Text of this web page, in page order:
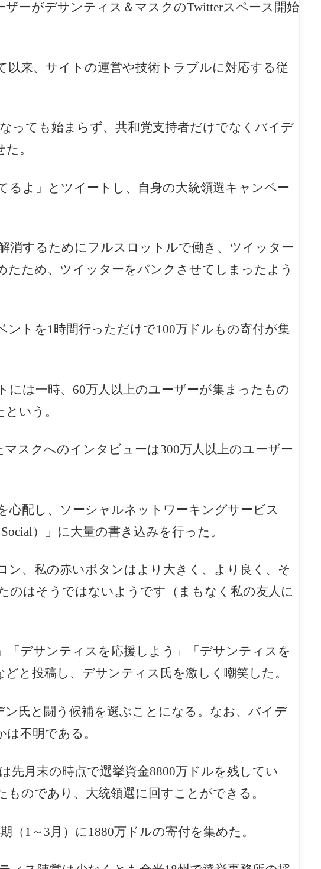
ザーがデサンティス＆マスクのTwitterスペース開始
以来、サイトの運営や技術トラブルに対応する従
っても始まらず、共和党支持者だけでなくバイデ
。
るよ」とツイートし、自身の大統領選キャンペー
消するためにフルスロットルで働き、ツイッター
たため、ツイッターをパンクさせてしまったよう
ントを1時間行っただけで100万ドルもの寄付が集
には一時、60万人以上のユーザーが集まったもの
いう。
スクへのインタビューは300万人以上のユーザー
心配し、
ソーシャルネットワーキングサービス
）」に大量の書き込みを行った。
ン、私の赤いボタンはより大きく、より良く、そ
のはそうではないようです（まもなく私の友人に
「デサンティスを応援しよう」「デサンティスを
どと投稿し、デサンティス氏を激しく嘲笑した。
氏と闘う候補を選ぶことになる。なお、バイデ
不明である。
先月末の時点で選挙資金8800万ドルを残してい
のであり、大統領選に回すことができる。
（1～3月）に1880万ドルの寄付を集めた。